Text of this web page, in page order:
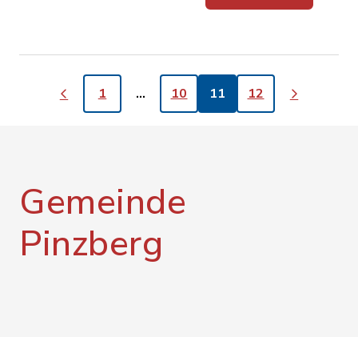
1 … 10 11 12
Gemeinde
Pinzberg